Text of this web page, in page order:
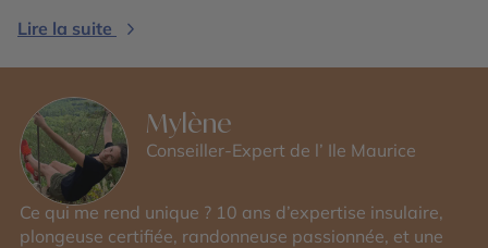
Lire la suite
Mylène
Conseiller-Expert de l’ Ile Maurice
Ce qui me rend unique ? 10 ans d’expertise insulaire,
plongeuse certifiée, randonneuse passionnée, et une